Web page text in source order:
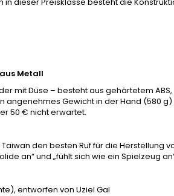
Metall
mit Düse – besteht aus gehärtetem
angenehmes Gewicht in der Hand (580
50 € nicht erwartet.
den besten Ruf für die Herstellung
an“ und „fühlt sich wie ein Spielzeug
entworfen von Uziel Gal